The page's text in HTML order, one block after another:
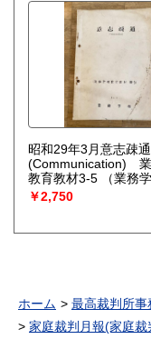
昭和29年3月意志疎通
(Communication)
教育教材3-5
（業務
￥2,750
ホーム
最高裁判所事
家庭裁判月報(家庭